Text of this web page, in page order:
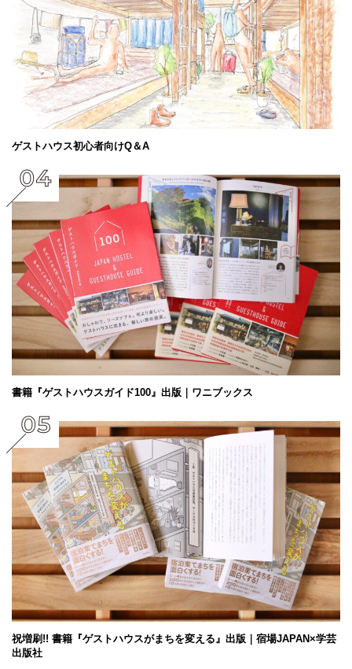
ゲストハウス初心者向けQ＆A
書籍『ゲストハウスガイド100』出版｜ワニブックス
祝増刷!! 書籍『ゲストハウスがまちを変える』出版｜宿場JAPAN×学芸
出版社